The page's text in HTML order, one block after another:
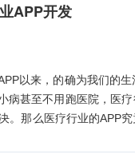
APP开发
以来，的确为我们的生
病甚至不用跑医院，医
。那么医疗行业的APP究
内就能够得到回复。通常